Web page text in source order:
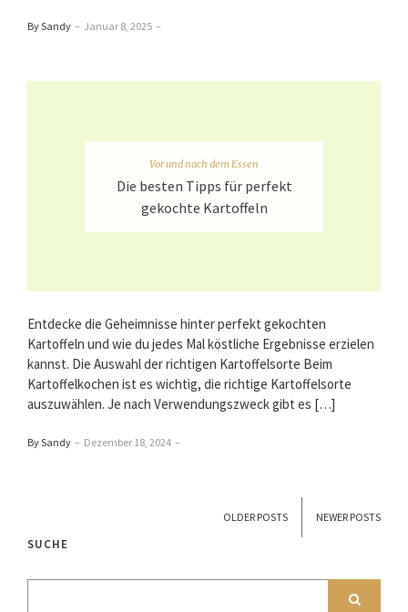
By Sandy – Januar 8, 2025 –
Vor und nach dem Essen
Die besten Tipps für perfekt
gekochte Kartoffeln
Entdecke die Geheimnisse hinter perfekt gekochten
Kartoffeln und wie du jedes Mal köstliche Ergebnisse erzielen
kannst. Die Auswahl der richtigen Kartoffelsorte Beim
Kartoffelkochen ist es wichtig, die richtige Kartoffelsorte
auszuwählen. Je nach Verwendungszweck gibt es […]
By Sandy – Dezember 18, 2024 –
OLDER POSTS NEWER POSTS
SUCHE